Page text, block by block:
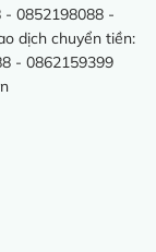
- 0852198088 -
dịch chuyển tiền:
- 0862159399